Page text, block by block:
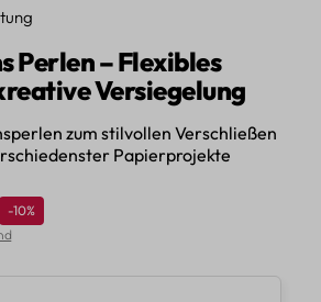
von 5 von 5 Sternen
Perlen – Flexibles
Versiegelung
zum stilvollen Verschließen
Papierprojekte
Preis:
Rabatt
-10%